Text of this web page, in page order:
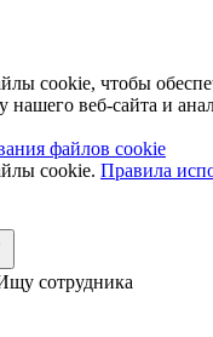
cookie, чтобы
нашего веб-сайта и
файлов cookie
cookie. Правила
сотрудника